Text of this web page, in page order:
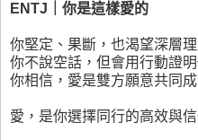
ENTJ｜你是這樣愛的
你堅定、果斷，也渴望深層理
你不說空話，但會用行動證
你相信，愛是雙方願意共同
愛，是你選擇同行的高效與信